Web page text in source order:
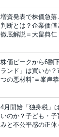
増資発表で株価急
判断とは？企業価
徹底解説＝大畠典仁
株価ピークから6割
ランド」は買いか？
つの悪材料”＝峯岸
4月開始「独身税」
いのか？子ども・子
みと不公平感の正体